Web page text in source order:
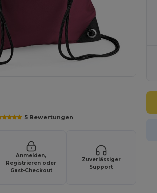
5 Bewertungen
Anmelden,
Registrieren oder
Gast-Checkout
Zuverlässiger
Support